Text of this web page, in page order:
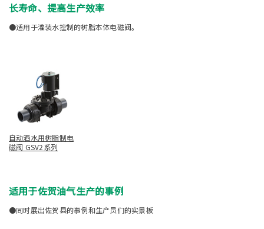
长寿命、提高生产效率
●适用于灌装水控制的树脂本体电磁阀。
自动洒水用树脂制电
磁阀 GSV2系列
适用于佐贺油气生产的事例
●同时展出佐贺县的事例和生产员们的实景板